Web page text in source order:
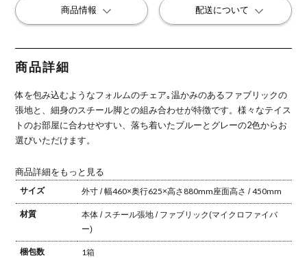
商品詳細
体を包み込むようなフォルムのチェア｡温かみのあるファブリックの
張地と、細身のスチール脚との組み合わせが特徴です。様々なテイス
トのお部屋に合わせやすい、落ち着いたブルーとグレーの2色からお
選びいただけます。
商品詳細をもっと見る
サイズ
外寸 / 幅460×奥行625×高さ880mm座面高さ / 450mm
材質 本体 / スチール張地 / ファブリック(マイクロファイバ
ー)
梱包数 1箱
商品情報 配送について